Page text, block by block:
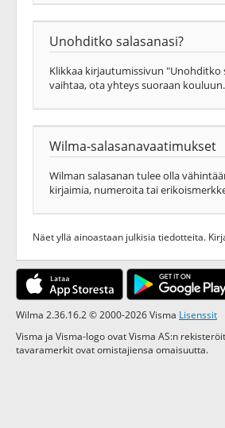
Unohditko salasanasi?
Klikkaa kirjautumissivun "Unohditko
vaihtaa, ota yhteys suoraan kouluun.
Wilma-salasanavaatimukset
Wilman salasanan tulee olla
kirjaimia, numeroita tai
Näet yllä ainoastaan julkisia tiedotteita.
Wilma 2.36.16.2 © 2000-2026 Visma Lisenssit
Visma ja Visma-logo ovat Visma AS:n
tavaramerkit ovat omistajiensa omaisuutta.